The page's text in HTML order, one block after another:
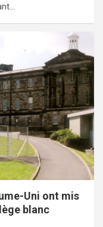
Uni ont mis
blanc